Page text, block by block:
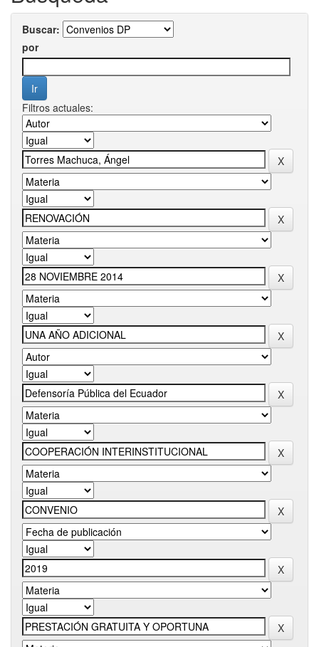
Buscar:
por
Filtros actuales: